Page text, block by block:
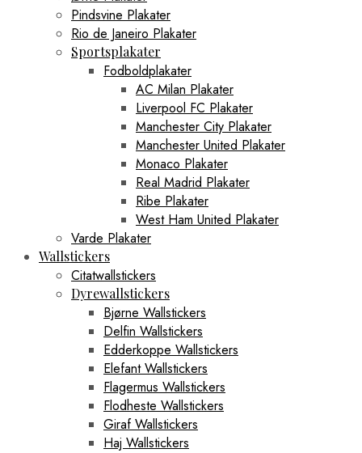
Pindsvine Plakater
Rio de Janeiro Plakater
Sportsplakater
Fodboldplakater
AC Milan Plakater
Liverpool FC Plakater
Manchester City Plakater
Manchester United Plakater
Monaco Plakater
Real Madrid Plakater
Ribe Plakater
West Ham United Plakater
Varde Plakater
Wallstickers
Citatwallstickers
Dyrewallstickers
Bjørne Wallstickers
Delfin Wallstickers
Edderkoppe Wallstickers
Elefant Wallstickers
Flagermus Wallstickers
Flodheste Wallstickers
Giraf Wallstickers
Haj Wallstickers